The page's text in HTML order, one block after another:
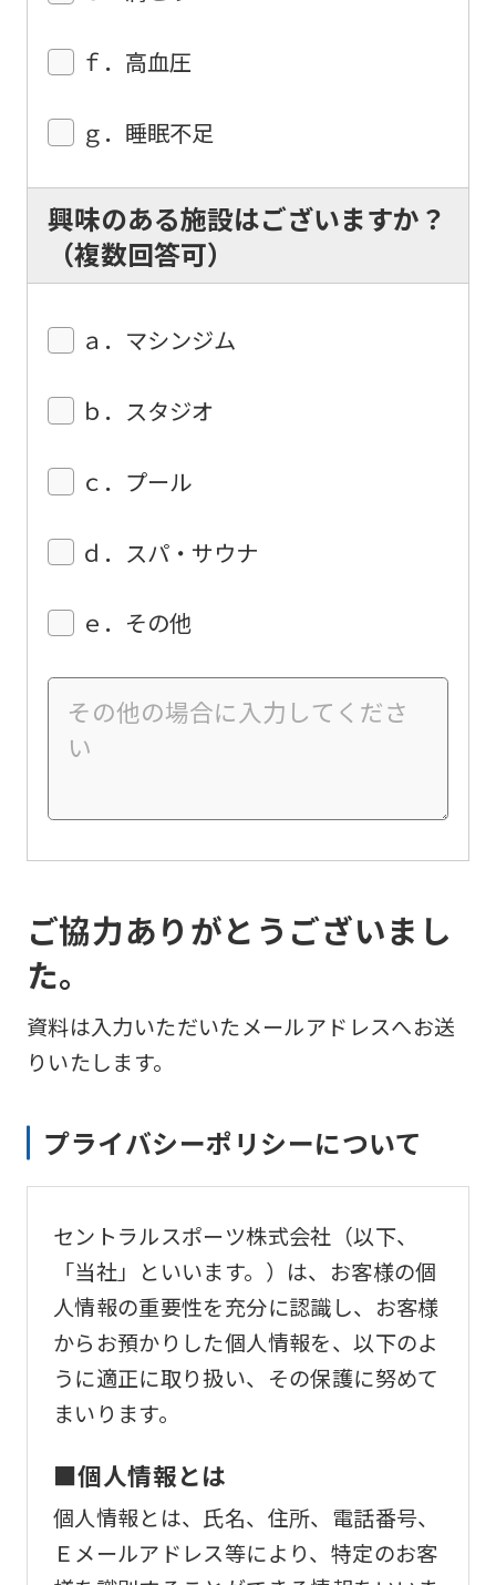
ｆ．高血圧
ｇ．睡眠不足
興味のある施設はございますか？
（複数回答可）
ａ．マシンジム
ｂ．スタジオ
ｃ．プール
ｄ．スパ・サウナ
ｅ．その他
ご協力ありがとうございまし
た。
資料は入力いただいたメールアドレスへお送
りいたします。
プライバシーポリシーについて
セントラルスポーツ株式会社（以下、
「当社」といいます。）は、お客様の個
人情報の重要性を充分に認識し、お客様
からお預かりした個人情報を、以下のよ
うに適正に取り扱い、その保護に努めて
まいります。
■個人情報とは
個人情報とは、氏名、住所、電話番号、
Ｅメールアドレス等により、特定のお客
service.